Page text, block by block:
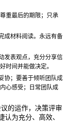
重最后的期限；只承
成材料阅读。永远有备
发表观点，充分分享信
时间并能做决定。
协；要善于倾听团队成
心感受；日常团队成
的运作，决策评审
为充分、高效、